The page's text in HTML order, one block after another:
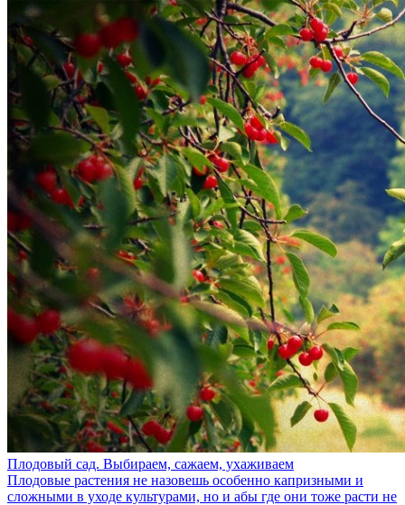
Плодовый сад. Выбираем, сажаем, ухаживаем
Плодовые растения не назовешь особенно капризными и
сложными в уходе культурами, но и абы где они тоже расти не